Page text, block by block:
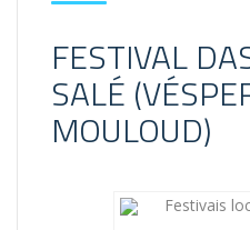
FESTIVAL
SALÉ
MOULOUD)